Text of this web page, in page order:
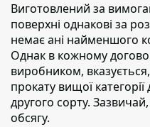
Виготовлений за
поверхні однакові за
немає ані найменшого
Однак в кожному
виробником,
прокату вищої
другого сорту.
обсягу.